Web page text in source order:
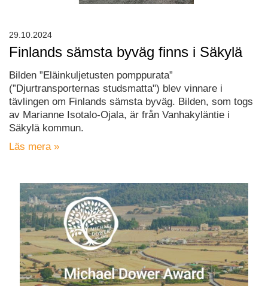
Finlands sämsta byväg finns i Säkylä
Bilden ”Eläinkuljetusten pomppurata”
(”Djurtransporternas studsmatta") blev vinnare i
tävlingen om Finlands sämsta byväg. Bilden, som togs
av Marianne Isotalo-Ojala, är från Vanhakyläntie i
Säkylä kommun.
Läs mera »
29.10.2024